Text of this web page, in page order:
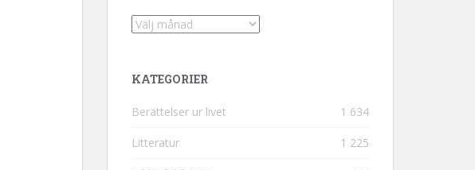
Arkiv
KATEGORIER
Berättelser ur livet 1 634
Litteratur 1 225